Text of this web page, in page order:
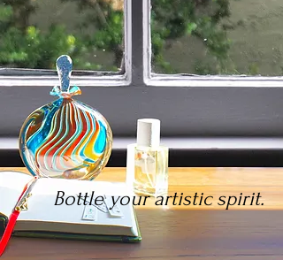
Bottle your artistic spirit.